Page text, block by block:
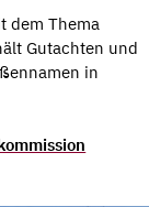
dem Thema
Gutachten und
in